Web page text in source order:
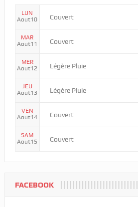
LUN
Aout10
Couvert
MAR
Aout11
Couvert
MER
Aout12
Légère Pluie
JEU
Aout13
Légère Pluie
VEN
Aout14
Couvert
SAM
Aout15
Couvert
FACEBOOK